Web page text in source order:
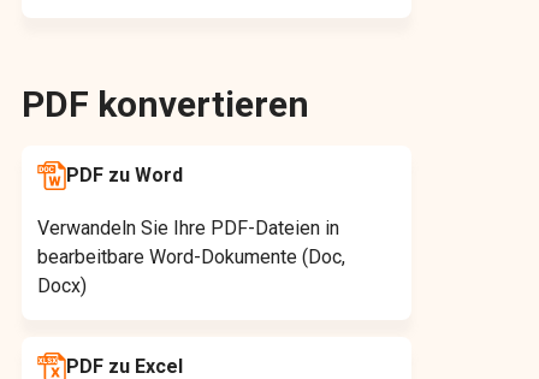
PDF konvertieren
PDF zu Word
Verwandeln Sie Ihre PDF-Dateien in
bearbeitbare Word-Dokumente (Doc,
Docx)
PDF zu Excel